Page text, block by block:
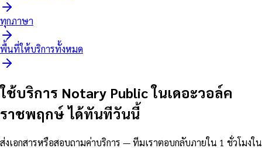
ทุกภาษา
พื้นที่ให้บริการทั้งหมด
ใช้บริการ Notary Public ในเดอะวอล์ค
ราชพฤกษ์ ได้ทันทีวันนี้
ส่งเอกสารหรือสอบถามค่าบริการ — ทีมเราตอบกลับภายใน 1 ชั่วโมงใน